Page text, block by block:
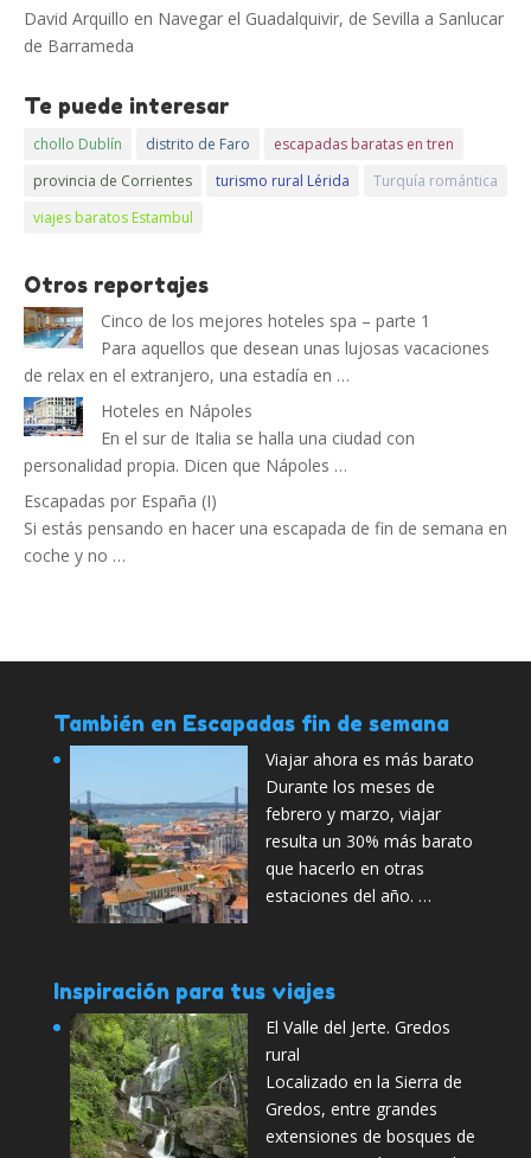
David Arquillo en Navegar el Guadalquivir, de Sevilla a Sanlucar
de Barrameda
Te puede interesar
chollo Dublín distrito de Faro
escapadas baratas en tren
provincia de Corrientes
turismo rural Lérida
Turquía romántica
viajes baratos Estambul
Otros reportajes
Cinco de los mejores hoteles spa – parte 1
Para aquellos que desean unas lujosas vacaciones
de relax en el extranjero, una estadía en …
Hoteles en Nápoles
En el sur de Italia se halla una ciudad con
personalidad propia. Dicen que Nápoles …
Escapadas por España (I)
Si estás pensando en hacer una escapada de fin de semana en
coche y no …
También en Escapadas fin de semana
Viajar ahora es más barato
Durante los meses de
febrero y marzo, viajar
resulta un 30% más barato
que hacerlo en otras
estaciones del año. …
Inspiración para tus viajes
El Valle del Jerte. Gredos
rural
Localizado en la Sierra de
Gredos, entre grandes
extensiones de bosques de